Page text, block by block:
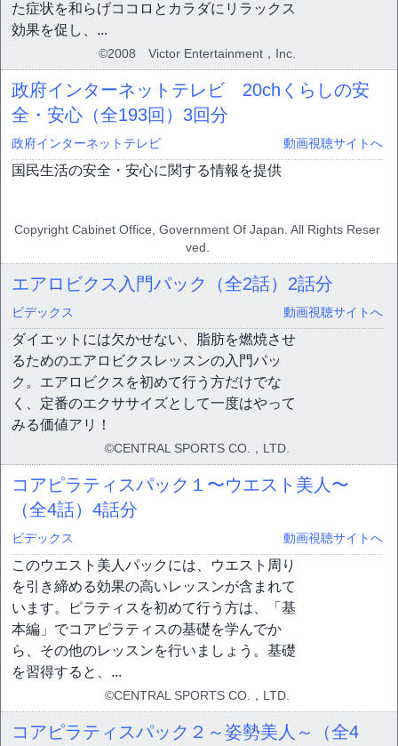
た症状を和らげココロとカラダにリラックス
効果を促し、...
©2008 Victor Entertainment，Inc.
政府インターネットテレビ 20chくらしの安
全・安心（全193回） 3回分
政府インターネットテレビ 動画視聴サイトへ
国民生活の安全・安心に関する情報を提供
Copyright Cabinet Office, Government Of Japan. All Rights Reser
ved.
エアロビクス入門パック（全2話） 2話分
ビデックス 動画視聴サイトへ
ダイエットには欠かせない、脂肪を燃焼させ
るためのエアロビクスレッスンの入門パッ
ク。エアロビクスを初めて行う方だけでな
く、定番のエクササイズとして一度はやって
みる価値アリ！
©CENTRAL SPORTS CO.，LTD.
コアピラティスパック１〜ウエスト美人〜
（全4話） 4話分
ビデックス 動画視聴サイトへ
このウエスト美人パックには、ウエスト周り
を引き締める効果の高いレッスンが含まれて
います。ピラティスを初めて行う方は、「基
本編」でコアピラティスの基礎を学んでか
ら、その他のレッスンを行いましょう。基礎
を習得すると、...
©CENTRAL SPORTS CO.，LTD.
コアピラティスパック２～姿勢美人～（全4